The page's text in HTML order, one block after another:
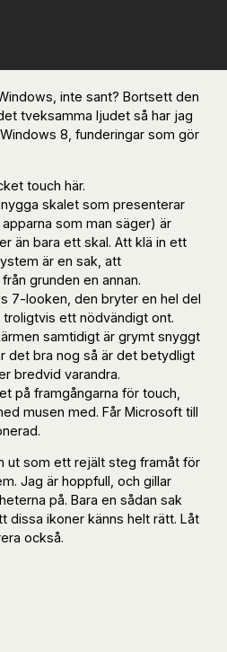
inte sant? Bortsett den
tveksamma ljudet så har jag
8, funderingar som gör
touch här.
skalet som presenterar
som man säger) är
än bara ett skal. Att klä in ett
är en sak, att
grunden en annan.
7-looken, den bryter en hel del
ett nödvändigt ont.
samtidigt är grymt snyggt
det bra nog så är det betydligt
bredvid varandra.
på framgångarna för touch,
musen med. Får Microsoft till
ut som ett rejält steg framåt för
Jag är hoppfull, och gillar
på. Bara en sådan sak
dissa ikoner känns helt rätt. Låt
också.